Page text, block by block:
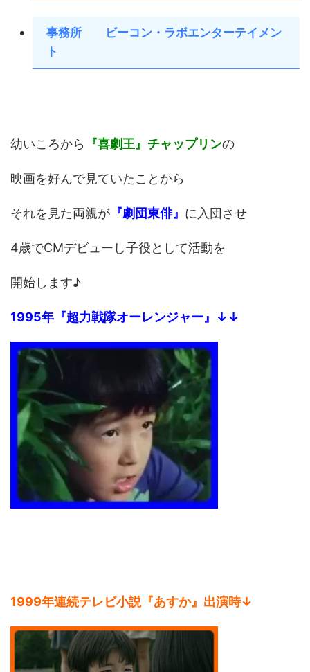
事務所 ビーコン・ラボエンターテイメン
ト
幼いころから 『喜劇王』チャップリンの
映画を好んで見ていたことから
それを見た両親が 『劇団東俳』 に入団させ
4歳でCMデビューし子役として活動を
開始します♪
1995年『超力戦隊オーレンジャー』↓↓
1999年連続テレビ小説『あすか』出演時↓